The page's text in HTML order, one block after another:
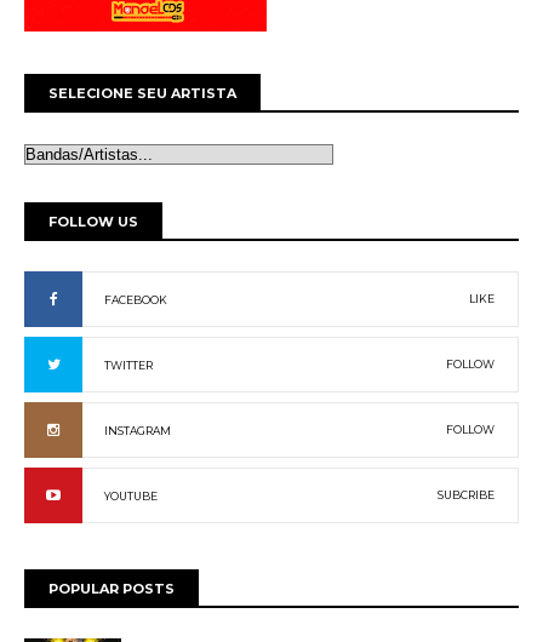
SELECIONE SEU ARTISTA
FOLLOW US
FACEBOOK LIKE
TWITTER FOLLOW
INSTAGRAM FOLLOW
YOUTUBE SUBCRIBE
POPULAR POSTS